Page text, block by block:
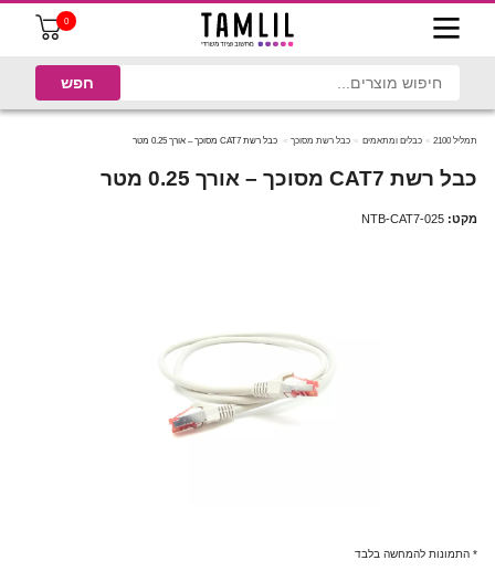
0
תמליל 2100 כבלים ומתאמים כבל רשת מסוכך כבל רשת CAT7 מסוכך – אורך 0.25 מטר
כבל רשת CAT7 מסוכך – אורך 0.25 מטר
מקט: NTB-CAT7-025
* התמונות להמחשה בלבד